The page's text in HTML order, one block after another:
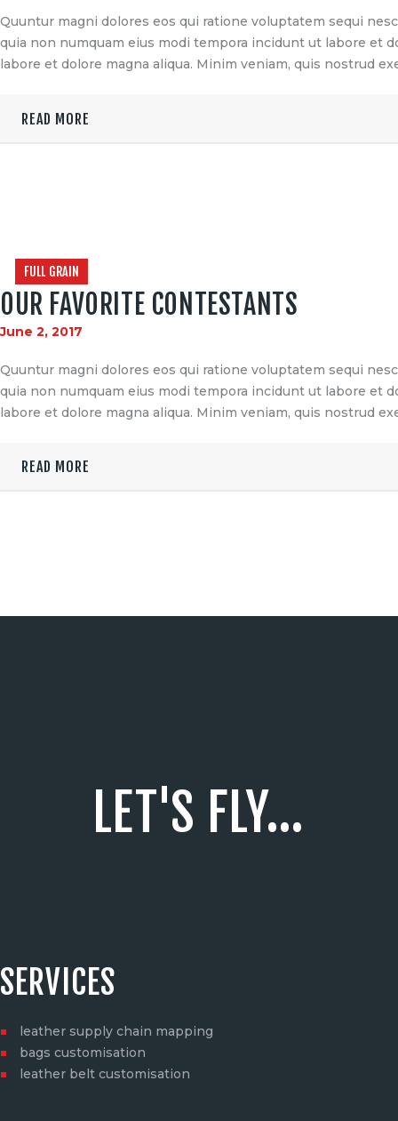
Quuntur magni dolores eos qui ratione voluptatem sequi
quia non numquam eius modi tempora incidunt ut labore et
labore et dolore magna aliqua. Minim veniam, quis nostrud
READ MORE
FULL GRAIN
OUR FAVORITE CONTESTANTS
June 2, 2017
Quuntur magni dolores eos qui ratione voluptatem sequi
quia non numquam eius modi tempora incidunt ut labore et
labore et dolore magna aliqua. Minim veniam, quis nostrud
READ MORE
LET'S FLY...
SERVICES
leather supply chain mapping
bags customisation
leather belt customisation